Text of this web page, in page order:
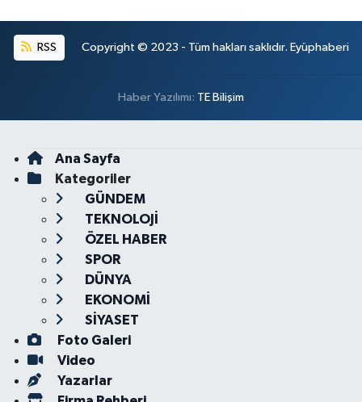
RSS Copyright © 2023 - Tüm hakları saklıdır. Eyüphaberi
Haber Yazılımı: TE Bilişim
Ana Sayfa
Kategoriler
GÜNDEM
TEKNOLOJİ
ÖZEL HABER
SPOR
DÜNYA
EKONOMİ
SİYASET
Foto Galeri
Video
Yazarlar